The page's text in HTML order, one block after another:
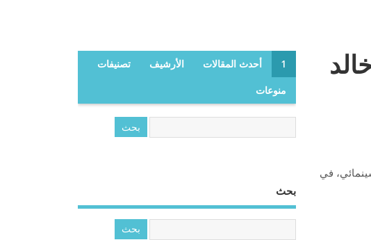
في
1 أحدث المقالات الأرشيف تصنيفات
منوعات
بحث